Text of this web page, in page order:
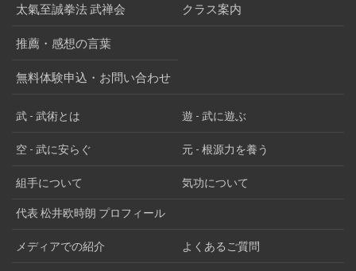
太氣至誠拳法 武禅会 クラス案内
推薦・感想の言葉
無料体験申込・お問い合わせ
武 - 武術とは 遊 - 武に遊ぶ
空 - 武に安らぐ 元 - 根源力を養う
組手について 気功について
代表 松井欧時朗 プロフィール
メディアでの紹介 よくあるご質問